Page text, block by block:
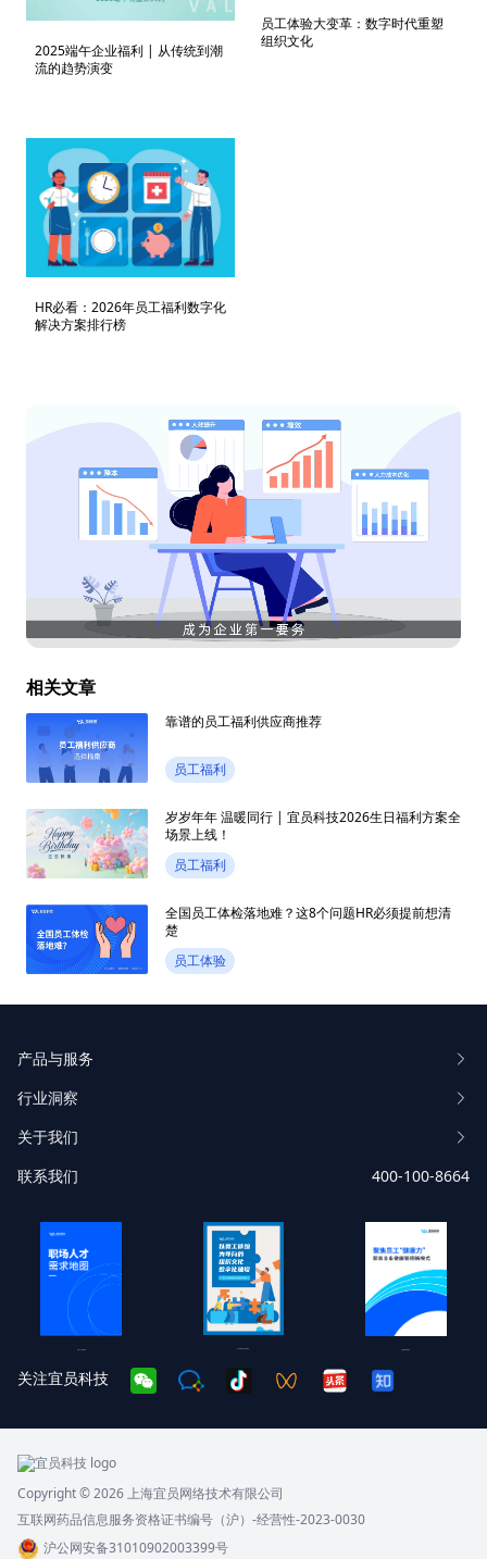
2025端午企业福利 | 从传统到潮
流的趋势演变
员工体验大变革：数字时代重塑
组织文化
HR必看：2026年员工福利数字化
解决方案排行榜
相关文章
靠谱的员工福利供应商推荐
员工福利
岁岁年年 温暖同行 | 宜员科技2026生日福利方案全
场景上线！
员工福利
全国员工体检落地难？这8个问题HR必须提前想清
楚
员工体验
产品与服务
行业洞察
关于我们
联系我们
400-100-8664
关注宜员科技
Copyright © 2026 上海宜员网络技术有限公司
互联网药品信息服务资格证书编号（沪）-经营性-2023-0030
沪公网安备31010902003399号